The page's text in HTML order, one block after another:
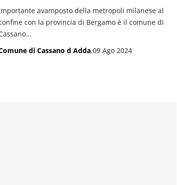
avamposto della metropoli milanese al
con la provincia di Bergamo è il comune di
di Cassano d Adda,09 Ago 2024